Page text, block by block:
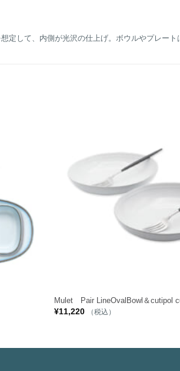
して、内側が光沢の仕上げ。ボウルやプレート
Mulet Pair LineOvalBowl＆cutipol
¥11,220 （税込）